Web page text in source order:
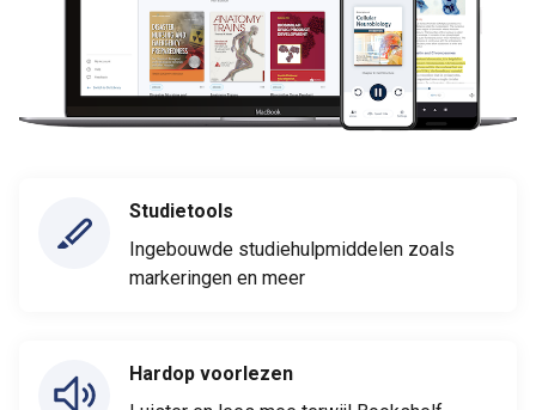
Studietools
Ingebouwde studiehulpmiddelen zoals
markeringen en meer
Hardop voorlezen